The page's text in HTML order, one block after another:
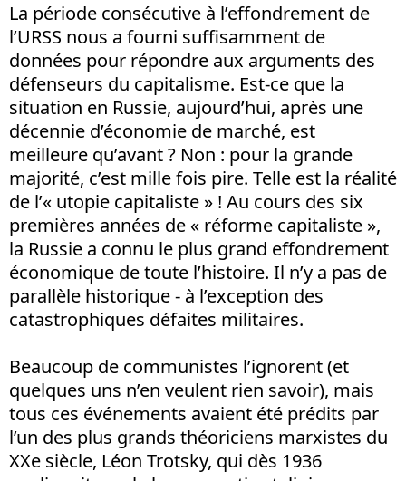
La période consécutive à l’effondrement de
l’URSS nous a fourni suffisamment de
données pour répondre aux arguments des
défenseurs du capitalisme. Est-ce que la
situation en Russie, aujourd’hui, après une
décennie d’économie de marché, est
meilleure qu’avant ? Non : pour la grande
majorité, c’est mille fois pire. Telle est la réalité
de l’« utopie capitaliste » ! Au cours des six
premières années de « réforme capitaliste »,
la Russie a connu le plus grand effondrement
économique de toute l’histoire. Il n’y a pas de
parallèle historique - à l’exception des
catastrophiques défaites militaires.
Beaucoup de communistes l’ignorent (et
quelques uns n’en veulent rien savoir), mais
tous ces événements avaient été prédits par
l’un des plus grands théoriciens marxistes du
XXe siècle, Léon Trotsky, qui dès 1936